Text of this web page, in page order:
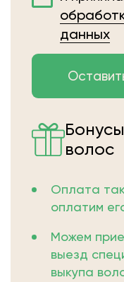
данных
волос
Оплата
оплатим
Можем
выезд
выкупа